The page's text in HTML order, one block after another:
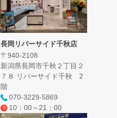
長岡リバーサイド千秋店
〒940-2108
新潟県長岡市千秋２丁目２
７８ リバーサイド千秋 2
階
070-3229-5869
10：00～21：00